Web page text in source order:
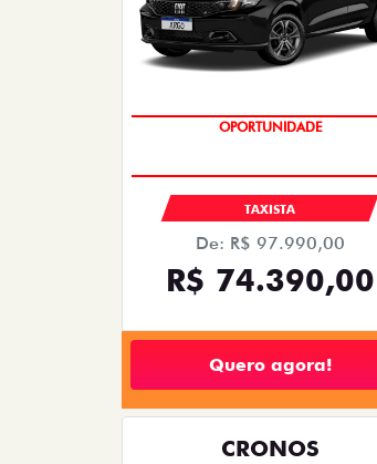
OPORTUNIDADE
TAXISTA
De: R$ 97.990,00
R$ 74.390,00
Quero agora!
CRONOS